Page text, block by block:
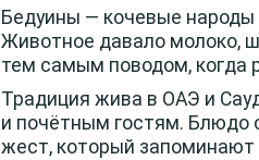
Бедуины — кочевые народы
Животное давало молоко,
тем самым поводом, когда
Традиция жива в ОАЭ и
и почётным гостям. Блюдо
жест, который запоминают